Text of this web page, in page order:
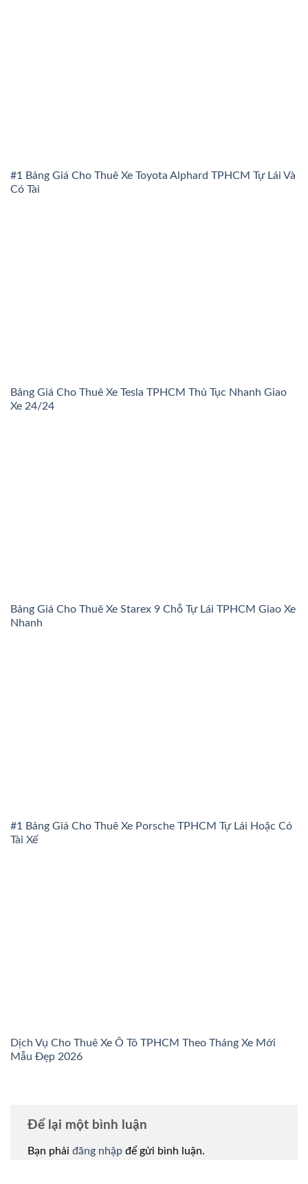
#1 Bảng Giá Cho Thuê Xe Toyota Alphard TPHCM Tự Lái Và
Có Tài
Bảng Giá Cho Thuê Xe Tesla TPHCM Thủ Tục Nhanh Giao
Xe 24/24
Bảng Giá Cho Thuê Xe Starex 9 Chỗ Tự Lái TPHCM Giao Xe
Nhanh
#1 Bảng Giá Cho Thuê Xe Porsche TPHCM Tự Lái Hoặc Có
Tài Xế
Dịch Vụ Cho Thuê Xe Ô Tô TPHCM Theo Tháng Xe Mới
Mẫu Đẹp 2026
Để lại một bình luận
Bạn phải đăng nhập để gửi bình luận.